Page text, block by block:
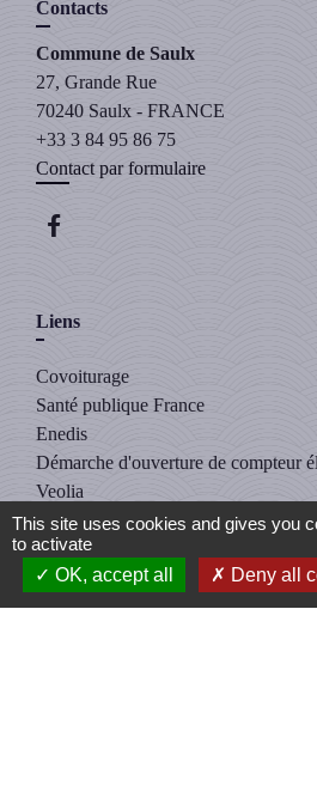
Contacts
Commune de Saulx
27, Grande Rue
70240 Saulx - FRANCE
+33 3 84 95 86 75
Contact par formulaire
Liens
Covoiturage
Santé publique France
Enedis
Démarche d'ouverture de compteur
Veolia
Intercommunalité
This site uses cookies and gives you
to activate
OK, accept all
Deny all